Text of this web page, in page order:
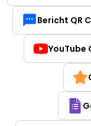
Bericht QR
YouTube